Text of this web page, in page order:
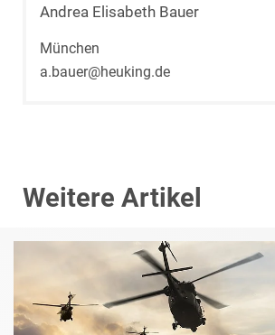
Andrea Elisabeth Bauer
München
a.bauer@heuking.de
Weitere Artikel